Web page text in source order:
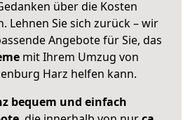
über die Kosten
Lehnen Sie sich zurück – wir
Angebote für Sie, das
mit Ihrem Umzug von
Harz helfen kann.
bequem und einfach